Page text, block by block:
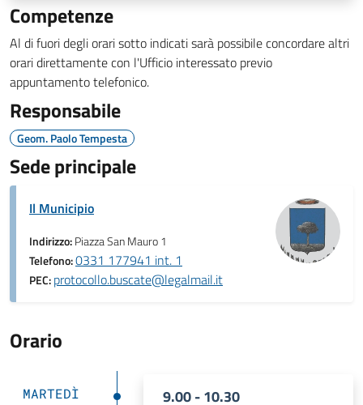
Competenze
Al di fuori degli orari sotto indicati sarà possibile concordare altri
orari direttamente con l'Ufficio interessato previo
appuntamento telefonico.
Responsabile
Geom. Paolo Tempesta
Sede principale
Il Municipio
Indirizzo:Piazza San Mauro 1
Telefono:0331 177941 int. 1
PEC:protocollo.buscate@legalmail.it
Orario
MARTEDÌ 9.00 - 10.30